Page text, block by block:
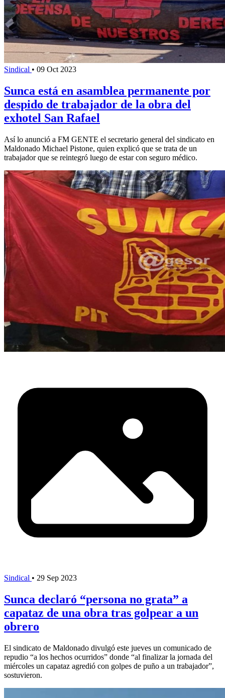
Sindical • 09 Oct 2023
Sunca está en asamblea permanente por
despido de trabajador de la obra del
exhotel San Rafael
Así lo anunció a FM GENTE el secretario general del sindicato en
Maldonado Michael Pistone, quien explicó que se trata de un
trabajador que se reintegró luego de estar con seguro médico.
Sindical • 29 Sep 2023
Sunca declaró “persona no grata” a
capataz de una obra tras golpear a un
obrero
El sindicato de Maldonado divulgó este jueves un comunicado de
repudio “a los hechos ocurridos” donde “al finalizar la jornada del
miércoles un capataz agredió con golpes de puño a un trabajador”,
sostuvieron.